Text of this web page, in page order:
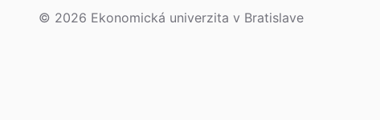
© 2026 Ekonomická univerzita v Bratislave